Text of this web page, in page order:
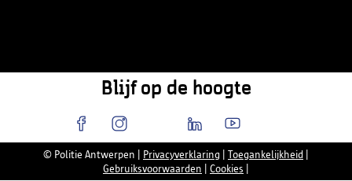
Blijf op de hoogte
© Politie Antwerpen Privacyverklaring Toegankelijkheid
Gebruiksvoorwaarden
Cookies